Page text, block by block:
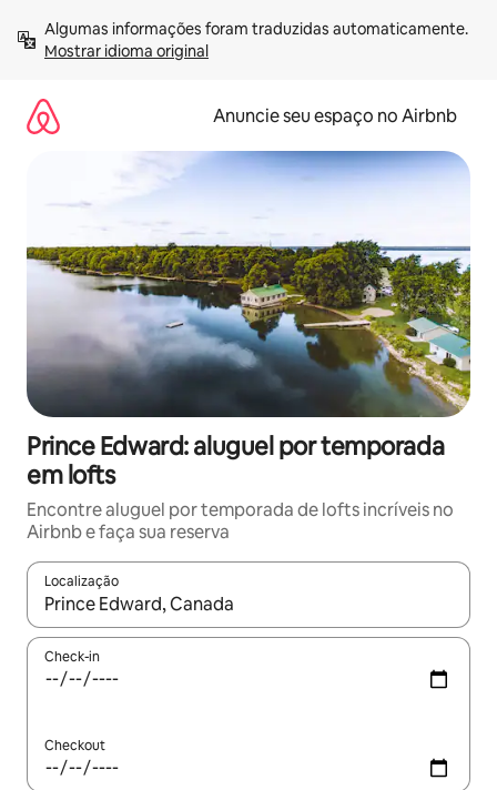
para
Mostrar idioma original
Anuncie seu espaço no Airbnb
Prince Edward: aluguel por temporada
em lofts
Encontre aluguel por temporada de lofts incríveis no
Airbnb e faça sua reserva
Localização
Quando os resultados estiverem disponíveis, explore-os
Check-in
Checkout